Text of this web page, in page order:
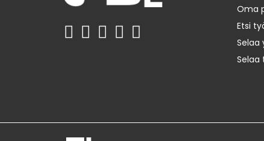
Oma
Etsi
Selaa
Selaa